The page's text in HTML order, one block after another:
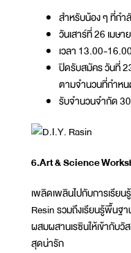
สำหรับน้อง ๆ ที่กำ
วันเสาร์ที่ 26 เมษ
เวลา 13.00-
ปิดรับสมัคร วันที่
ตามจำนวนที่กำห
รับจำนวนจำกัด
6.Art & Science
เพลิดเพลินไปกับการเรีย
Resin รวมถึงเรียนรู้พื้นฐา
ผสมผสานเรซินให้เข้ากับ
สุดน่ารัก